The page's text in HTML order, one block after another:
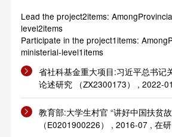
Lead the project2items:
level2items
Participate in the project1items:
ministerial-level1items
省社科基金重大项目:习近平总书记
论述研究 （ZX2300173） , 2022-
教育部:大学生村官 “讲好中国扶贫
（E0201900226） , 2016-07 , 在研